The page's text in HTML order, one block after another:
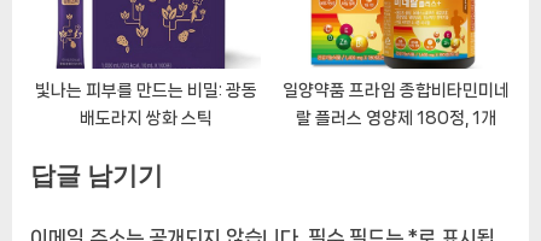
빛나는 피부를 만드는 비밀: 광동
배도라지 쌍화 스틱
일양약품 프라임 종합비타민미네
랄 플러스 영양제 180정, 1개
답글 남기기